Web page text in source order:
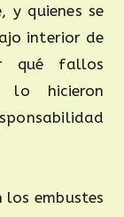
y quienes se
interior de
qué fallos
lo hicieron
los embustes